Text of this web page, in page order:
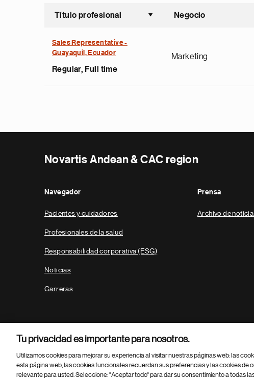
Título profesional
Ordenar
Negocio
Sales Representative -
Guayaquil, Ecuador
Regular, Full time
Marketing
Novartis Andean & CAC region
Navegador
Pacientes y cuidadores
Profesionales de la salud
Responsabilidad corporativa (ESG)
Noticias
Carreras
Prensa
Archivo de
Parte
© 2026 Novartis AG
Tu privacidad es importante para nosotros.
Utilizamos cookies para mejorar su experiencia al visitar nuestras páginas web: las
esta página web, las cookies funcionales recuerdan sus preferencias y las cookies de
relevante para usted. Seleccione: "Aceptar todo" para dar su consentimiento a todas